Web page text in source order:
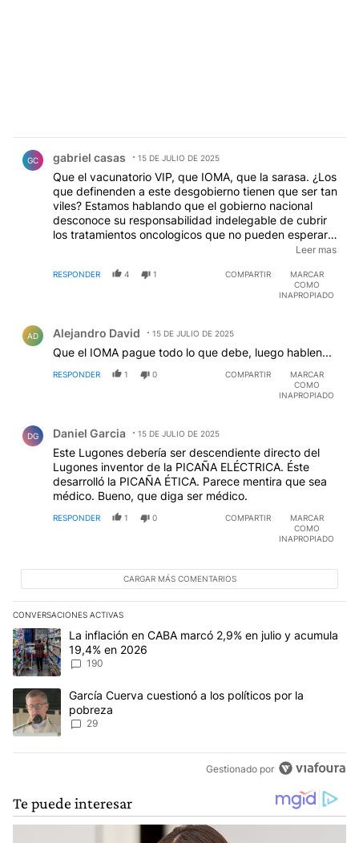
GC gabriel casas 15 DE JULIO DE 2025
Que el vacunatorio VIP, que IOMA, que la sarasa. ¿Los
que definenden a este desgobierno tienen que ser tan
viles? Estamos hablando que el gobierno nacional
desconoce su responsabilidad indelegable de cubrir
los tratamientos oncologicos que no pueden esperar¡¡¡
Dilatan todo esperando que la gente se muera y asi
CRIMINALES lo que tienen es un DEFICIT MORAL¡¡¡
Leer mas
RESPONDER 4 1 COMPARTIR
MARCAR
COMO
INAPROPIADO
AD Alejandro David 15 DE JULIO DE 2025
Que el IOMA pague todo lo que debe, luego hablen...
RESPONDER 1 0 COMPARTIR
MARCAR
COMO
INAPROPIADO
DG Daniel Garcia 15 DE JULIO DE 2025
Este Lugones debería ser descendiente directo del
Lugones inventor de la PICAÑA ELÉCTRICA. Éste
desarrolló la PICAÑA ÉTICA. Parece mentira que sea
médico. Bueno, que diga ser médico.
RESPONDER 1 0 COMPARTIR
MARCAR
COMO
INAPROPIADO
CARGAR MÁS COMENTARIOS
CONVERSACIONES ACTIVAS
Este listado muestra los artículos con más comentarios en los
Un artículo de tendencia con el título "La inflación en CABA
La inflación en CABA marcó 2,9% en julio y acumula
19,4% en 2026
190
Un artículo de tendencia con el título "García Cuerva cuestionó
García Cuerva cuestionó a los políticos por la
pobreza
29
Gestionado por